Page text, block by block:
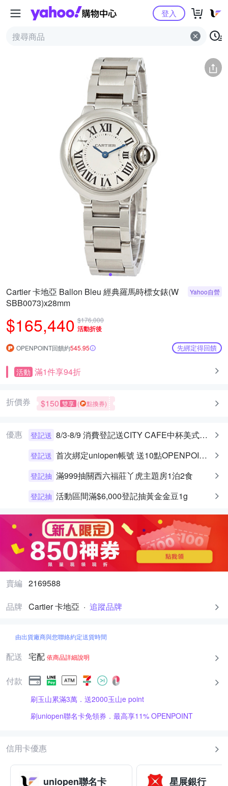
Yahoo購物中心
登入
簡介 評價 (0) 猜你喜歡
Cartier 卡地亞 Ballon Bleu 經典羅馬時標女錶(W
SBB0073)x28mm
$165,440 $176,000
活動折後
Yahoo自營
OPENPOINT回饋約545.95 先綁定得回饋
活動 滿1件享94折
折價券 $150 雙享 ( 點換券)
優惠 登記送 8/3-8/9 消費登記送CITY CAFE中杯美式乙杯
登記送 首次綁定uniopen帳號 送10點OPENPOINT+統一布丁一個
登記抽 滿999抽關西六福莊丫虎主題房1泊2食
登記抽 活動區間滿$6,000登記抽黃金金豆1g
賣編 2169588
品牌 Cartier 卡地亞 · 追蹤品牌
由出貨廠商與您聯絡約定送貨時間
配送 宅配 依商品詳細說明
付款
刷玉山累滿3萬．送2000玉山e point
刷uniopen聯名卡免領券．最高享11% OPENPOINT
信用卡優惠
uniopen聯名卡 星展銀行